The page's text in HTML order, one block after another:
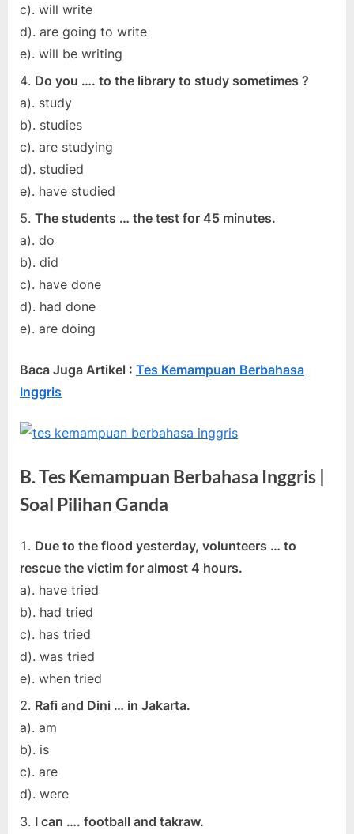
c). will write
d). are going to write
e). will be writing
Do you …. to the library to study sometimes ?
a). study
b). studies
c). are studying
d). studied
e). have studied
The students … the test for 45 minutes.
a). do
b). did
c). have done
d). had done
e). are doing
Baca Juga Artikel : Tes Kemampuan Berbahasa
Inggris
B. Tes Kemampuan Berbahasa Inggris |
Soal Pilihan Ganda
Due to the flood yesterday, volunteers … to
rescue the victim for almost 4 hours.
a). have tried
b). had tried
c). has tried
d). was tried
e). when tried
Rafi and Dini … in Jakarta.
a). am
b). is
c). are
d). were
I can …. football and takraw.